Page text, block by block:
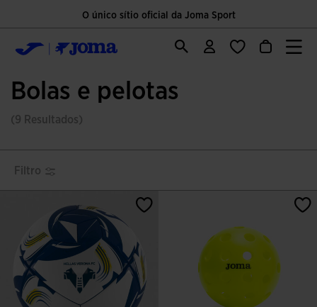
O único sítio oficial da Joma Sport
Bolas e pelotas
(9 Resultados)
Filtro